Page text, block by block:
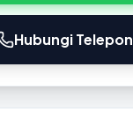
Hubungi Telepon